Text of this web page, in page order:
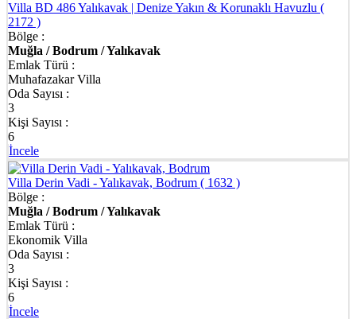
Villa BD 486 Yalıkavak | Denize Yakın & Korunaklı Havuzlu (
2172 )
Bölge :
Muğla / Bodrum / Yalıkavak
Emlak Türü :
Muhafazakar Villa
Oda Sayısı :
3
Kişi Sayısı :
6
İncele
Villa Derin Vadi - Yalıkavak, Bodrum ( 1632 )
Bölge :
Muğla / Bodrum / Yalıkavak
Emlak Türü :
Ekonomik Villa
Oda Sayısı :
3
Kişi Sayısı :
6
İncele